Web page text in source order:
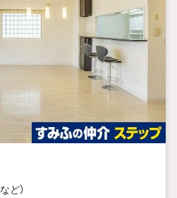
など）